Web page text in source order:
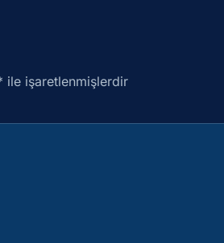
ile işaretlenmişlerdir